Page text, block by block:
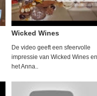
Wicked Wines
De video geeft een sfeervolle
impressie van Wicked Wines en
het Anna..